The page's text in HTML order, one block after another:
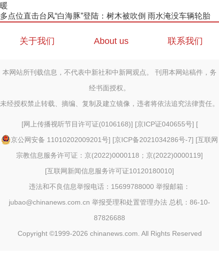
暖
多点位直击台风“白海豚”登陆：树木被吹倒 雨水淹没车辆轮胎
关于我们 About us 联系我们
本网站所刊载信息，不代表中新社和中新网观点。 刊用本网站稿件，务
经书面授权。
未经授权禁止转载、摘编、复制及建立镜像，违者将依法追究法律责任。
[网上传播视听节目许可证(0106168)] [京ICP证040655号] [
京公网安备 11010202009201号] [京ICP备2021034286号-7] [互联网
宗教信息服务许可证：京(2022)0000118；京(2022)0000119]
[互联网新闻信息服务许可证10120180010]
违法和不良信息举报电话：15699788000 举报邮箱：
jubao@chinanews.com.cn 举报受理和处置管理办法 总机：86-10-
87826688
Copyright ©1999-2026 chinanews.com. All Rights Reserved